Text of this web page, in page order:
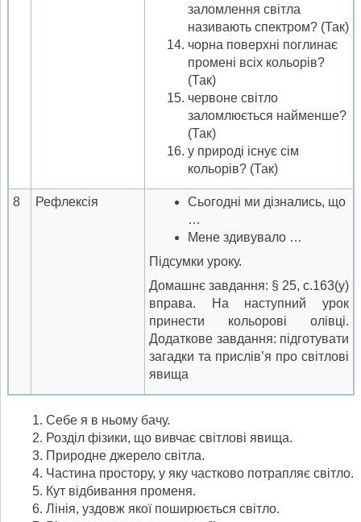
заломлення світла
називають спектром? (Так)
чорна поверхні поглинає
промені всіх кольорів?
(Так)
червоне світло
заломлюється найменше?
(Так)
у природі існує сім
кольорів? (Так)
8 Рефлексія
Сьогодні ми дізнались, що
…
Мене здивувало …
Підсумки уроку.
Домашнє завдання: § 25, с.163(у)
вправа. На наступний урок
принести кольорові олівці.
Додаткове завдання: підготувати
загадки та прислів’я про світлові
явища
Себе я в ньому бачу.
Розділ фізики, що вивчає світлові явища.
Природне джерело світла.
Частина простору, у яку частково потрапляє світло.
Кут відбивання променя.
Лінія, уздовж якої поширюється світло.